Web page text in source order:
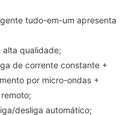
tudo-em-um apresenta
alta qualidade;
de corrente constante +
por micro-ondas +
desliga automático;